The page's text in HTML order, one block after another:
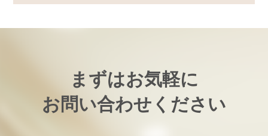
まずはお気軽に
お問い合わせください